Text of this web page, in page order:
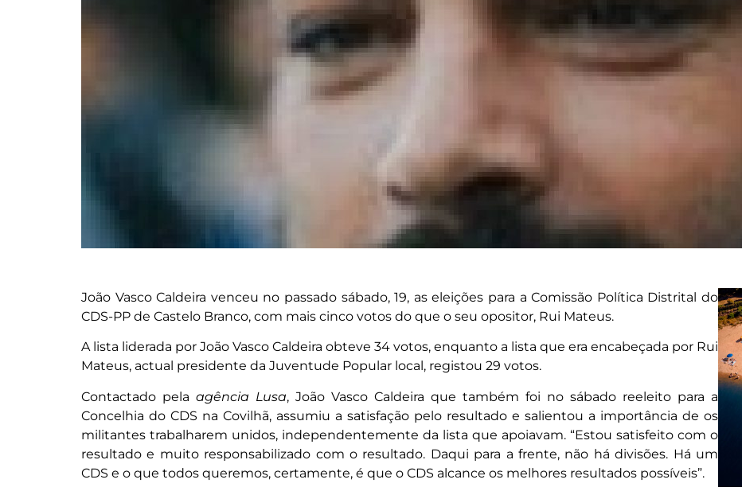
João Vasco Caldeira venceu no passado sábado, 19, as eleições para a Comissão Política Distrital do
CDS-PP de Castelo Branco, com mais cinco votos do que o seu opositor, Rui Mateus.
A lista liderada por João Vasco Caldeira obteve 34 votos, enquanto a lista que era encabeçada por Rui
Mateus, actual presidente da Juventude Popular local, registou 29 votos.
Contactado pela agência Lusa, João Vasco Caldeira que também foi no sábado reeleito para a
Concelhia do CDS na Covilhã, assumiu a satisfação pelo resultado e salientou a importância de os
militantes trabalharem unidos, independentemente da lista que apoiavam. “Estou satisfeito com o
resultado e muito responsabilizado com o resultado. Daqui para a frente, não há divisões. Há um
CDS e o que todos queremos, certamente, é que o CDS alcance os melhores resultados possíveis”.